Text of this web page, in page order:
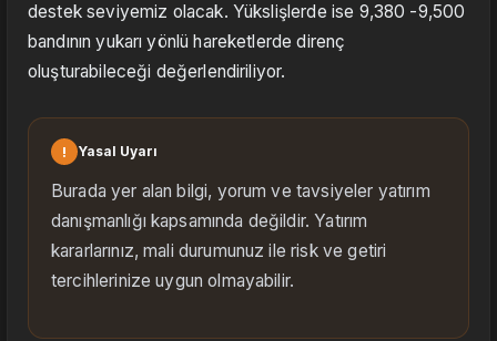
destek seviyemiz olacak. Yükslişlerde ise 9,380 -9,500
bandının yukarı yönlü hareketlerde direnç
oluşturabileceği değerlendiriliyor.
! Yasal Uyarı
Burada yer alan bilgi, yorum ve tavsiyeler yatırım
danışmanlığı kapsamında değildir. Yatırım
kararlarınız, mali durumunuz ile risk ve getiri
tercihlerinize uygun olmayabilir.